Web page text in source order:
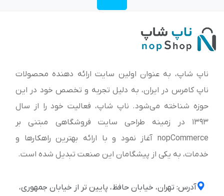
ناپ شاپ، به عنوان اولین سایت ارائه‌ دهنده محصولات
ناپ کامرس در ایران، به دلیل تجربه و تخصص خود در این
حوزه شناخته می‌شود. ناپ شاپ، فعالیت خود را از سال
1393 در زمینه طراحی سایت فروشگاهی مبتنی بر
nopCommerce آغاز نمود و با ارائه بهترین راهکارها و
خدمات، به یکی از پیشگامان این صنعت تبدیل شده است.
آدرس: تهران، خیابان حافظ، پایین تر از خیابان جمهوری،